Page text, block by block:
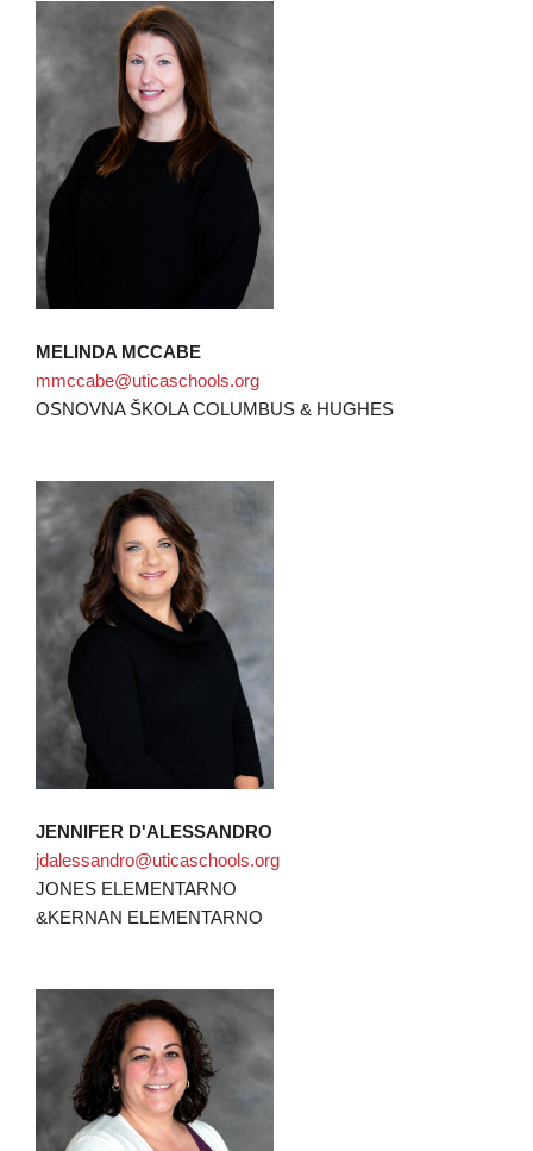
MELINDA MCCABE
mmccabe@uticaschools.org
OSNOVNA ŠKOLA COLUMBUS & HUGHES
JENNIFER D'ALESSANDRO
jdalessandro@uticaschools.org
JONES ELEMENTARNO
&KERNAN ELEMENTARNO